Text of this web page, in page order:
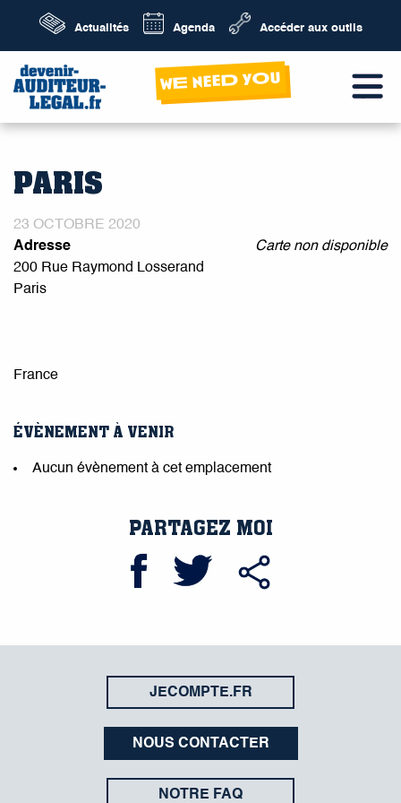
Actualités Agenda Accéder aux outils
wE neeD yOu
PARIS
23 OCTOBRE 2020
Carte non disponible
Adresse
200 Rue Raymond Losserand
Paris
France
ÉVÈNEMENT À VENIR
Aucun évènement à cet emplacement
PARTAGEZ MOI
JECOMPTE.FR
NOUS CONTACTER
NOTRE FAQ